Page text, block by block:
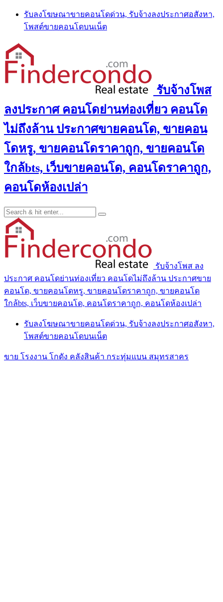
Skip
content
รับลงโฆษณาขายคอนโดด่วน, รับจ้างลงประกาศอสังหา,
โพสต์ขายคอนโดบนเน็ต
รับจ้างโพส
ลงประกาศ คอนโดย่านท่องเที่ยว คอนโด
ไม่ถึงล้าน ประกาศขายคอนโด, ขายคอน
โดหรู, ขายคอนโดราคาถูก, ขายคอนโด
ใกล้bts, เว็บขายคอนโด, คอนโดราคาถูก,
คอนโดห้องเปล่า
รับจ้างโพส ลง
ประกาศ คอนโดย่านท่องเที่ยว คอนโดไม่ถึงล้าน ประกาศขาย
คอนโด, ขายคอนโดหรู, ขายคอนโดราคาถูก, ขายคอนโด
ใกล้bts, เว็บขายคอนโด, คอนโดราคาถูก, คอนโดห้องเปล่า
รับลงโฆษณาขายคอนโดด่วน, รับจ้างลงประกาศอสังหา,
โพสต์ขายคอนโดบนเน็ต
ขาย โรงงาน โกดัง คลังสินค้า กระทุ่มแบน สมุทรสาคร